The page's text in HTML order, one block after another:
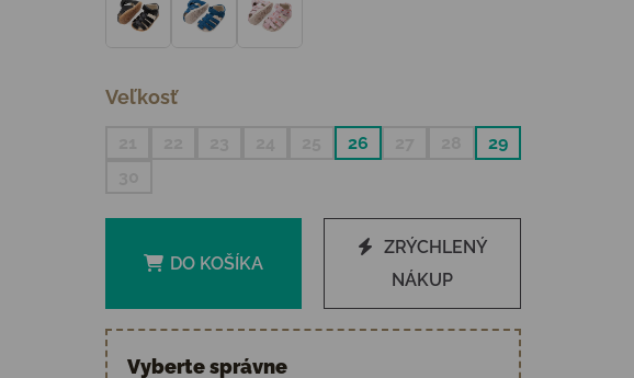
Veľkosť
26
29
DO KOŠÍKA
ZRÝCHLENÝ
NÁKUP
Vyberte správne